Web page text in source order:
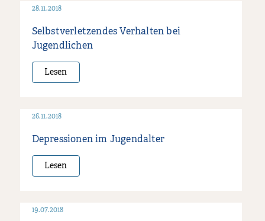
28.11.2018
Selbstverletzendes Verhalten bei
Jugendlichen
Lesen
26.11.2018
Depressionen im Jugendalter
Lesen
19.07.2018